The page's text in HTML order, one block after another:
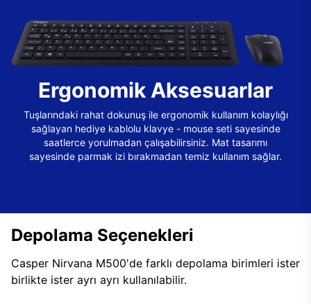
Ergonomik Aksesuarlar
Tuşlarındaki rahat dokunuş ile ergonomik kullanım kolaylığı
sağlayan hediye kablolu klavye - mouse seti sayesinde
saatlerce yorulmadan çalışabilirsiniz. Mat tasarımı
sayesinde parmak izi bırakmadan temiz kullanım sağlar.
Depolama Seçenekleri
Casper Nirvana M500'de farklı depolama birimleri ister
birlikte ister ayrı ayrı kullanılabilir.